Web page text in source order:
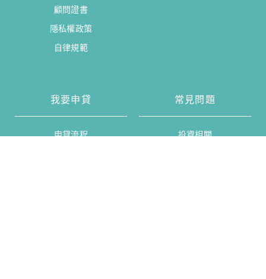
顧問證書
隱私權政策
自律規範
我要申貸
申貸流程
常見問題
投資相關